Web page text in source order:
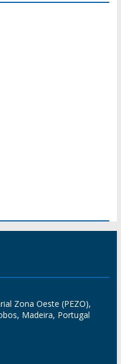
Zona Oeste (PEZO),
Madeira, Portugal